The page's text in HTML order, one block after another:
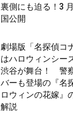
裏側にも迫る！3
国公開
劇場版「名探偵コ
はハロウィンシー
渋谷が舞台！ 警
バーも登場の『名
ロウィンの花嫁』
解説